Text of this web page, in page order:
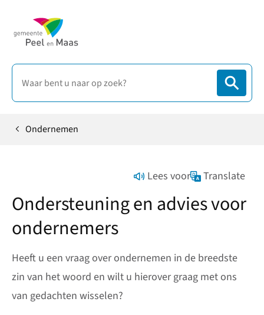
HomeOndernemen
Lees voor Translate
Ondersteuning en advies voor
ondernemers
Heeft u een vraag over ondernemen in de breedste
zin van het woord en wilt u hierover graag met ons
van gedachten wisselen?